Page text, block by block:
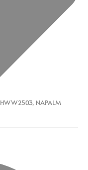
HWW2503, NAPALM